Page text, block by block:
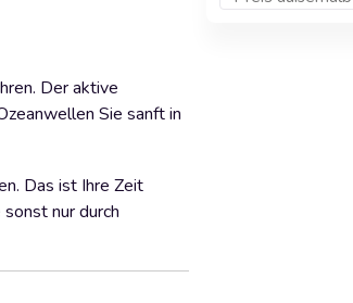
Der aktive
Sie sanft in
Das ist Ihre Zeit
nur durch
Zum